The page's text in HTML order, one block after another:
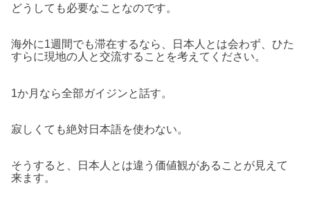
どうしても必要なことなのです。
海外に1週間でも滞在するなら、日本人とは会わず、ひた
すらに現地の人と交流することを考えてください。
1か月なら全部ガイジンと話す。
寂しくても絶対日本語を使わない。
そうすると、日本人とは違う価値観があることが見えて
来ます。